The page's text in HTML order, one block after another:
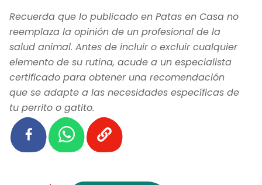
Recuerda que lo publicado en Patas en Casa no
reemplaza la opinión de un profesional de la
salud animal. Antes de incluir o excluir cualquier
elemento de su rutina, acude a un especialista
certificado para obtener una recomendación
que se adapte a las necesidades específicas de
tu perrito o gatito.